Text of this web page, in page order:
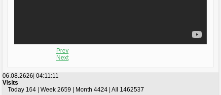
Prev
Next
06.08.2626|04:11:12
Visits
Today 164 | Week 2659 | Month 4424 | All 1462537